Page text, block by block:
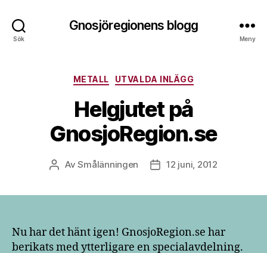
Sök
Gnosjöregionens blogg
Meny
Kategorier
METALL UTVALDA INLÄGG
Helgjutet på
GnosjoRegion.se
Inläggsförfattare
AvSmålänningen Inläggsdatum
12 juni, 2012
Nu har det hänt igen! GnosjoRegion.se har
berikats med ytterligare en specialavdelning.